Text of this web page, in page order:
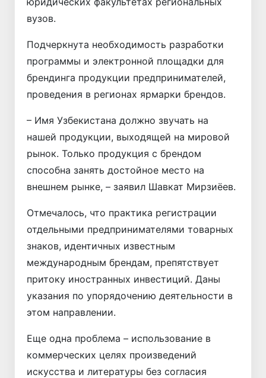
вузов.
Подчеркнута необходимость разработки
программы и электронной площадки для
брендинга продукции предпринимателей,
проведения в регионах ярмарки брендов.
– Имя Узбекистана должно звучать на
нашей продукции, выходящей на мировой
рынок. Только продукция с брендом
способна занять достойное место на
внешнем рынке, – заявил Шавкат Мирзиёев.
Отмечалось, что практика регистрации
отдельными предпринимателями товарных
знаков, идентичных известным
международным брендам, препятствует
притоку иностранных инвестиций. Даны
указания по упорядочению деятельности в
этом направлении.
Еще одна проблема – использование в
коммерческих целях произведений
искусства и литературы без согласия